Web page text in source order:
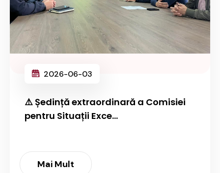
2026-06-03
⚠️ Ședință extraordinară a Comisiei
pentru Situații Exce...
Mai Mult